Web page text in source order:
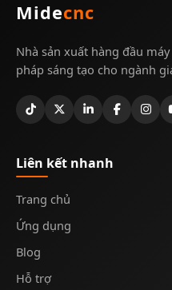
Midecnc
Nhà sản xuất hàng đầu
pháp sáng tạo cho ngành
Liên kết nhanh
Trang chủ
Ứng dụng
Blog
Hỗ trợ